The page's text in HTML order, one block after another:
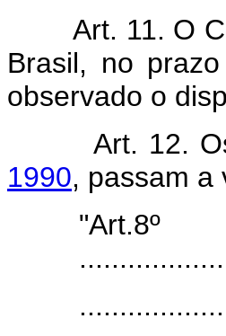
Art. 11. O
Brasil, no
observado o
Art. 12.
1990, passam a
"Art.8º